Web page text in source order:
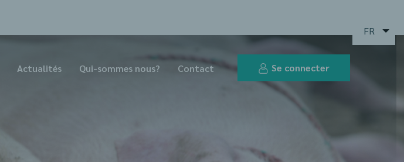
FR
Actualités Qui-sommes nous? Contact Se connecter